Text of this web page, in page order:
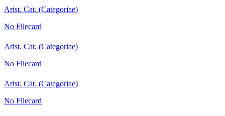
Arist. Cat. (Categoriae)
No Filecard
Arist. Cat. (Categoriae)
No Filecard
Arist. Cat. (Categoriae)
No Filecard